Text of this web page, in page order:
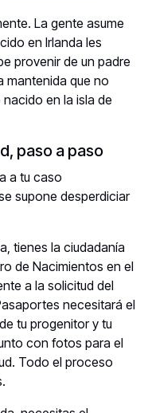
La gente asume
en Irlanda les
provenir de un padre
mantenida que no
en la isla de
paso a paso
a tu caso
supone desperdiciar
tienes la ciudadanía
de Nacimientos en el
a la solicitud del
necesitará el
tu progenitor y tu
con fotos para el
Todo el proceso